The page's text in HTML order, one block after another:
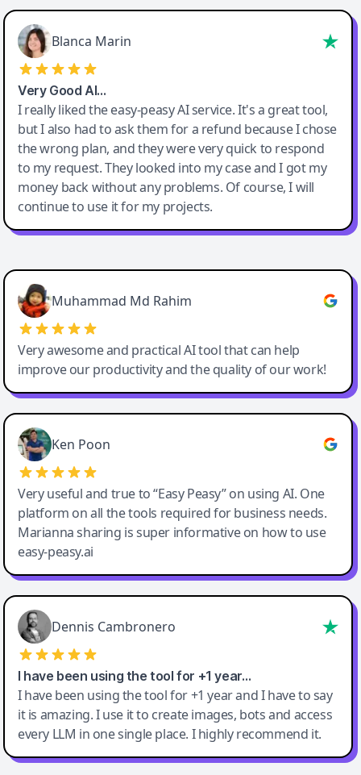
Blanca Marin
Very Good AI…
I really liked the easy-peasy AI service. It's a great tool,
but I also had to ask them for a refund because I chose
the wrong plan, and they were very quick to respond
to my request. They looked into my case and I got my
money back without any problems. Of course, I will
continue to use it for my projects.
Easy-Peasy AI
Muhammad Md Rahim
Very awesome and practical AI tool that can help
improve our productivity and the quality of our work!
Ken Poon
Very useful and true to “Easy Peasy” on using AI. One
platform on all the tools required for business needs.
Marianna sharing is super informative on how to use
easy-peasy.ai
Dennis Cambronero
I have been using the tool for +1 year…
I have been using the tool for +1 year and I have to say
it is amazing. I use it to create images, bots and access
every LLM in one single place. I highly recommend it.